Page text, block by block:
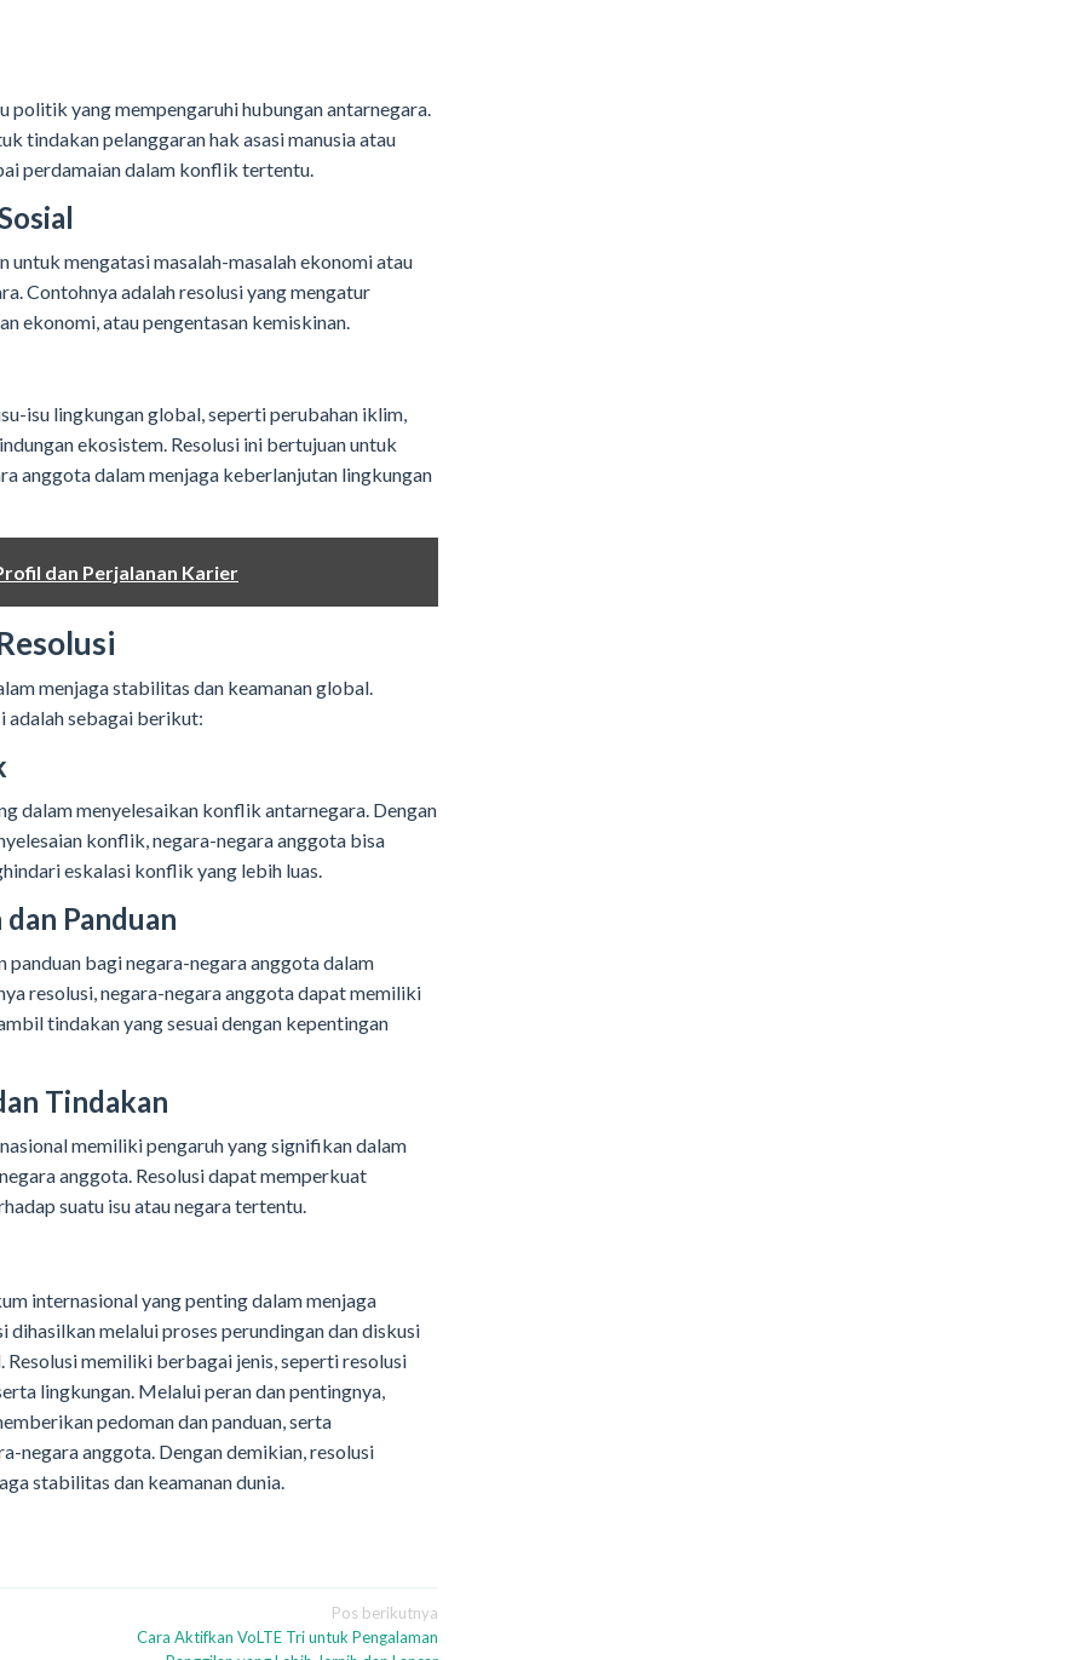
politik yang mempengaruhi hubungan antarnegara.
tindakan pelanggaran hak asasi manusia atau
perdamaian dalam konflik tertentu.
untuk mengatasi masalah-masalah ekonomi atau
Contohnya adalah resolusi yang mengatur
ekonomi, atau pengentasan kemiskinan.
isu lingkungan global, seperti perubahan iklim,
ekosistem. Resolusi ini bertujuan untuk
anggota dalam menjaga keberlanjutan lingkungan
dan Perjalanan Karier
menjaga stabilitas dan keamanan global.
adalah sebagai berikut:
dalam menyelesaikan konflik antarnegara. Dengan
konflik, negara-negara anggota bisa
eskalasi konflik yang lebih luas.
Panduan
panduan bagi negara-negara anggota dalam
resolusi, negara-negara anggota dapat memiliki
tindakan yang sesuai dengan kepentingan
Tindakan
memiliki pengaruh yang signifikan dalam
anggota. Resolusi dapat memperkuat
suatu isu atau negara tertentu.
internasional yang penting dalam menjaga
dihasilkan melalui proses perundingan dan diskusi
memiliki berbagai jenis, seperti resolusi
lingkungan. Melalui peran dan pentingnya,
pedoman dan panduan, serta
negara anggota. Dengan demikian, resolusi
stabilitas dan keamanan dunia.
Pos berikutnya
Cara Aktifkan VoLTE Tri untuk Pengalaman